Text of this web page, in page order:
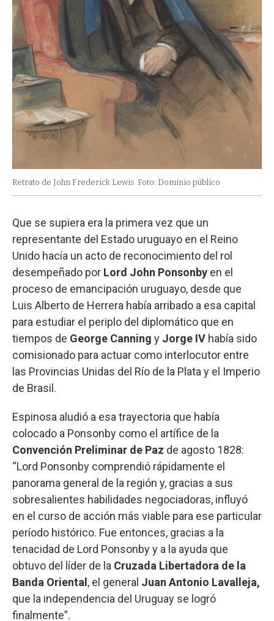
Retrato de John Frederick Lewis Foto: Dominio público
Que se supiera era la primera vez que un
representante del Estado uruguayo en el Reino
Unido hacía un acto de reconocimiento del rol
desempeñado por Lord John Ponsonby en el
proceso de emancipación uruguayo, desde que
Luis Alberto de Herrera había arribado a esa capital
para estudiar el periplo del diplomático que en
tiempos de George Canning y Jorge IV había sido
comisionado para actuar como interlocutor entre
las Provincias Unidas del Río de la Plata y el Imperio
de Brasil.
Espinosa aludió a esa trayectoria que había
colocado a Ponsonby como el artífice de la
Convención Preliminar de Paz de agosto 1828:
“Lord Ponsonby comprendió rápidamente el
panorama general de la región y, gracias a sus
sobresalientes habilidades negociadoras, influyó
en el curso de acción más viable para ese particular
período histórico. Fue entonces, gracias a la
tenacidad de Lord Ponsonby y a la ayuda que
obtuvo del líder de la Cruzada Libertadora de la
Banda Oriental, el general Juan Antonio Lavalleja,
que la independencia del Uruguay se logró
finalmente”.